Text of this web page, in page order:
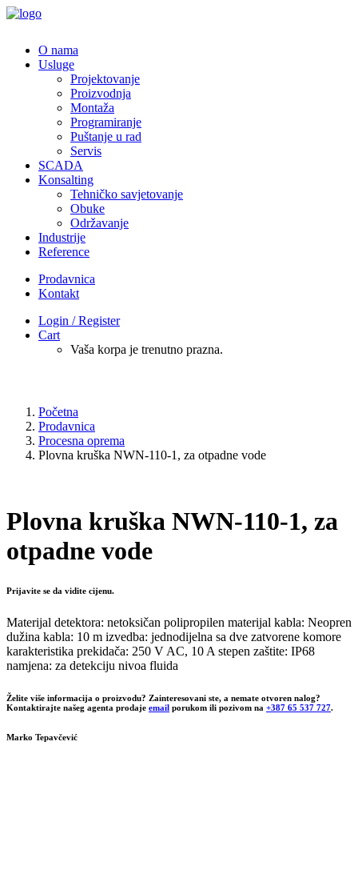
O nama
Usluge
Projektovanje
Proizvodnja
Montaža
Programiranje
Puštanje u rad
Servis
SCADA
Konsalting
Tehničko savjetovanje
Obuke
Održavanje
Industrije
Reference
Prodavnica
Kontakt
Login / Register
Cart
Vaša korpa je trenutno prazna.
Početna
Prodavnica
Procesna oprema
Plovna kruška NWN-110-1, za otpadne vode
Plovna kruška NWN-110-1, za
otpadne vode
Prijavite se da vidite cijenu.
Materijal detektora: netoksičan polipropilen materijal kabla: Neopren
dužina kabla: 10 m izvedba: jednodijelna sa dve zatvorene komore
karakteristika prekidača: 250 V AC, 10 A stepen zaštite: IP68
namjena: za detekciju nivoa fluida
Želite više informacija o proizvodu? Zainteresovani ste, a nemate otvoren nalog?
Kontaktirajte našeg agenta prodaje email porukom ili pozivom na +387 65 537 727.
Marko Tepavčević